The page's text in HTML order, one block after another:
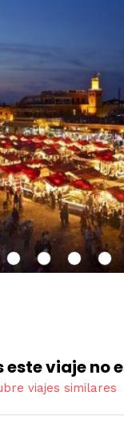
este viaje no
viajes similares